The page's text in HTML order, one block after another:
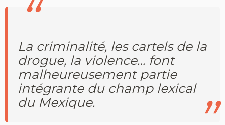
La criminalité, les cartels de la
drogue, la violence… font
malheureusement partie
intégrante du champ lexical
du Mexique.